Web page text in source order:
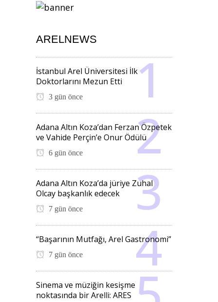
ARELNEWS
İstanbul Arel Üniversitesi İlk
Doktorlarını Mezun Etti
3 gün önce
Adana Altın Koza’dan Ferzan Özpetek
ve Vahide Perçin’e Onur Ödülü
6 gün önce
Adana Altın Koza’da jüriye Zuhal
Olcay başkanlık edecek
7 gün önce
“Başarının Mutfağı, Arel Gastronomi”
7 gün önce
Sinema ve müziğin kesişme
noktasında bir Arelli: ARES